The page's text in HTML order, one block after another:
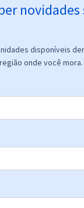
novidades
disponíveis
onde você mora.